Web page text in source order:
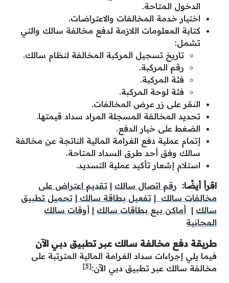
الدخول المتاحة.
اختيار خدمة المخالفات والاعتراضات.
كتابة المعلومات اللازمة لدفع مخالفة سالك والتي
تشمل:
تاريخ تسجيل المركبة المخالفة لنظام سالك.
رقم المركبة.
فئة المركبة.
فئة لوحة المركبة.
النقر على زر عرض المخالفات.
تحديد المخالفة المسجلة المراد سداد قيمتها.
الضغط على خيار الدفع.
إتمام عملية دفع الغرامة المالية الناتجة عن مخالفة
سالك وفق أحد طرق السداد المتاحة.
استلام إشعار تأكيد عملية التسديد.
اقرأ أيضًا: رقم اتصال سالك | تقديم اعتراض على
مخالفات سالك | تفعيل بطاقة سالك | تحميل تطبيق
سالك | أماكن بيع بطاقات سالك | أوقات سالك
المجانية
طريقة دفع مخالفة سالك عبر تطبيق دبي الآن
فيما يلي إجراءات سداد الغرامة المالية المترتبة على
مخالفة سالك عبر تطبيق دبي الآن:[5]